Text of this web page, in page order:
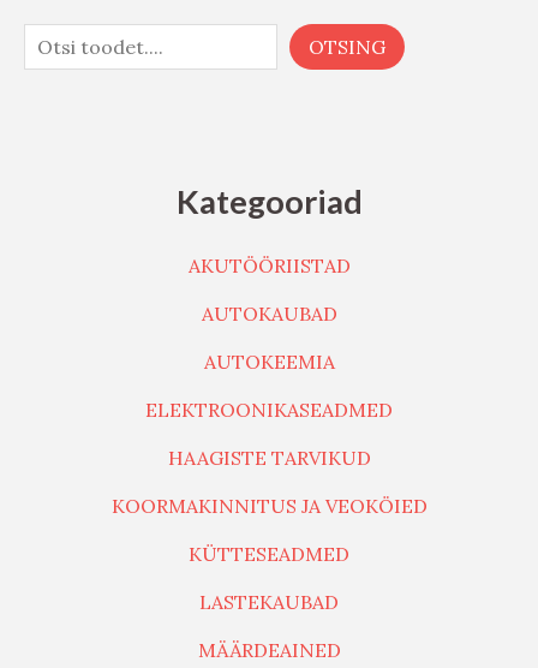
OTSING
Kategooriad
AKUTÖÖRIISTAD
AUTOKAUBAD
AUTOKEEMIA
ELEKTROONIKASEADMED
HAAGISTE TARVIKUD
KOORMAKINNITUS JA VEOKÖIED
KÜTTESEADMED
LASTEKAUBAD
MÄÄRDEAINED